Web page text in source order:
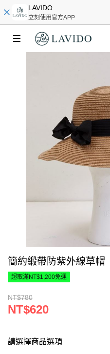
LAVIDO
立刻使用官方APP
簡約緞帶防紫外線草帽
超取滿NT$1,200免運
NT$780
NT$620
請選擇商品選項